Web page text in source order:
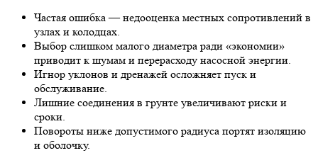
Частая ошибка — недооценка местных сопротивлений в
узлах и колодцах.
Выбор слишком малого диаметра ради «экономии»
приводит к шумам и перерасходу насосной энергии.
Игнор уклонов и дренажей осложняет пуск и
обслуживание.
Лишние соединения в грунте увеличивают риски и
сроки.
Повороты ниже допустимого радиуса портят изоляцию
и оболочку.